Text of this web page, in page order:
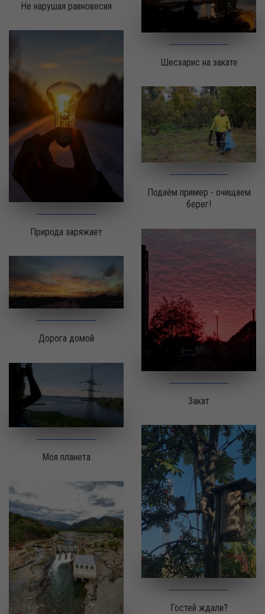
Не нарушая равновесия
Природа заряжает
Дорога домой
Моя планета
Шесхарис на закате
Подаём пример - очищаем
берег!
Закат
Гостей ждали?